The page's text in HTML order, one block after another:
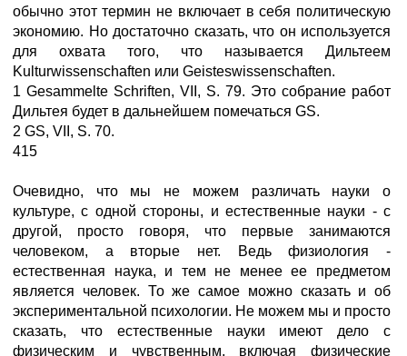
обычно этот термин не включает в себя политическую
экономию. Но достаточно сказать, что он используется
для охвата того, что называется Дильтеем
Kulturwissenschaften или Geisteswissenschaften.
1 Gesammelte Schriften, VII, S. 79. Это собрание работ
Дильтея будет в дальнейшем помечаться GS.
2 GS, VII, S. 70.
415
Очевидно, что мы не можем различать науки о
культуре, с одной стороны, и естественные науки - с
другой, просто говоря, что первые занимаются
человеком, а вторые нет. Ведь физиология -
естественная наука, и тем не менее ее предметом
является человек. То же самое можно сказать и об
экспериментальной психологии. Не можем мы и просто
сказать, что естественные науки имеют дело с
физическим и чувственным, включая физические